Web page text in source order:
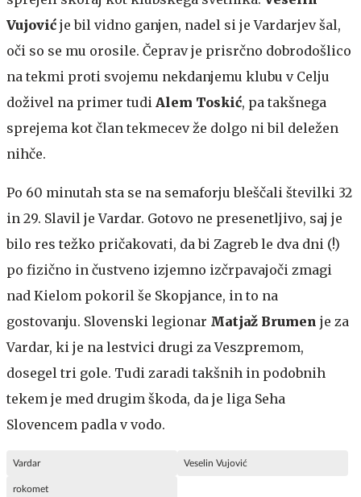
Vujović je bil vidno ganjen, nadel si je Vardarjev šal,
oči so se mu orosile. Čeprav je prisrčno dobrodošlico
na tekmi proti svojemu nekdanjemu klubu v Celju
doživel na primer tudi Alem Toskić, pa takšnega
sprejema kot član tekmecev že dolgo ni bil deležen
nihče.
Po 60 minutah sta se na semaforju bleščali številki 32
in 29. Slavil je Vardar. Gotovo ne presenetljivo, saj je
bilo res težko pričakovati, da bi Zagreb le dva dni (!)
po fizično in čustveno izjemno izčrpavajoči zmagi
nad Kielom pokoril še Skopjance, in to na
gostovanju. Slovenski legionar Matjaž Brumen je za
Vardar, ki je na lestvici drugi za Veszpremom,
dosegel tri gole. Tudi zaradi takšnih in podobnih
tekem je med drugim škoda, da je liga Seha
Slovencem padla v vodo.
Vardar Veselin Vujović
rokomet